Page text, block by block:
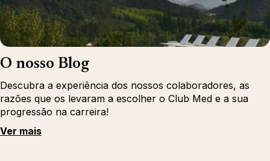
O nosso Blog
Descubra a experiência dos nossos colaboradores, as
razões que os levaram a escolher o Club Med e a sua
progressão na carreira!
Ver mais